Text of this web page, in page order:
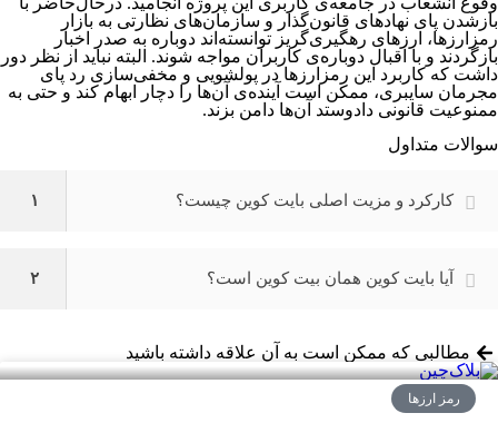
بازشدن پای نهادهای قانون‌گذار و سازمان‌های نظارتی به بازار
رمزارزها، ارزهای رهگیری‌گریز توانسته‌اند دوباره به صدر اخبار
بازگردند و با اقبال دوباره‌ی کاربران مواجه شوند. البته نباید از نظر دور
داشت که کاربرد این رمزارزها در پولشویی و مخفی‌سازی رد پای
مجرمان سایبری، ممکن است آینده‌ی آن‌ها را دچار ابهام کند و حتی به
ممنوعیت قانونی دادوستد آن‌ها دامن بزند.
سوالات متداول
۱ کارکرد و مزیت اصلی بایت کوین چیست؟
۲ آیا بایت کوین همان بیت کوین است؟
مطالبی که ممکن است به آن علاقه داشته باشید
رمز ارزها